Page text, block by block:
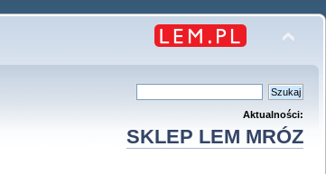
Aktualności:
SKLEP LEM MRÓZ